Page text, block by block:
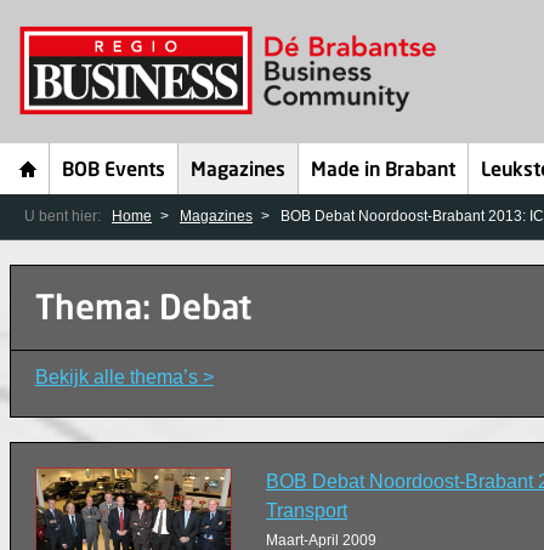
BOB Events Magazines Made in Brabant
U bent hier: Home Magazines BOB Debat Noordoost-Brabant 2013:
Thema: Debat
Bekijk alle thema’s >
BOB Debat Noordoost-Brabant
Transport
Maart-April 2009